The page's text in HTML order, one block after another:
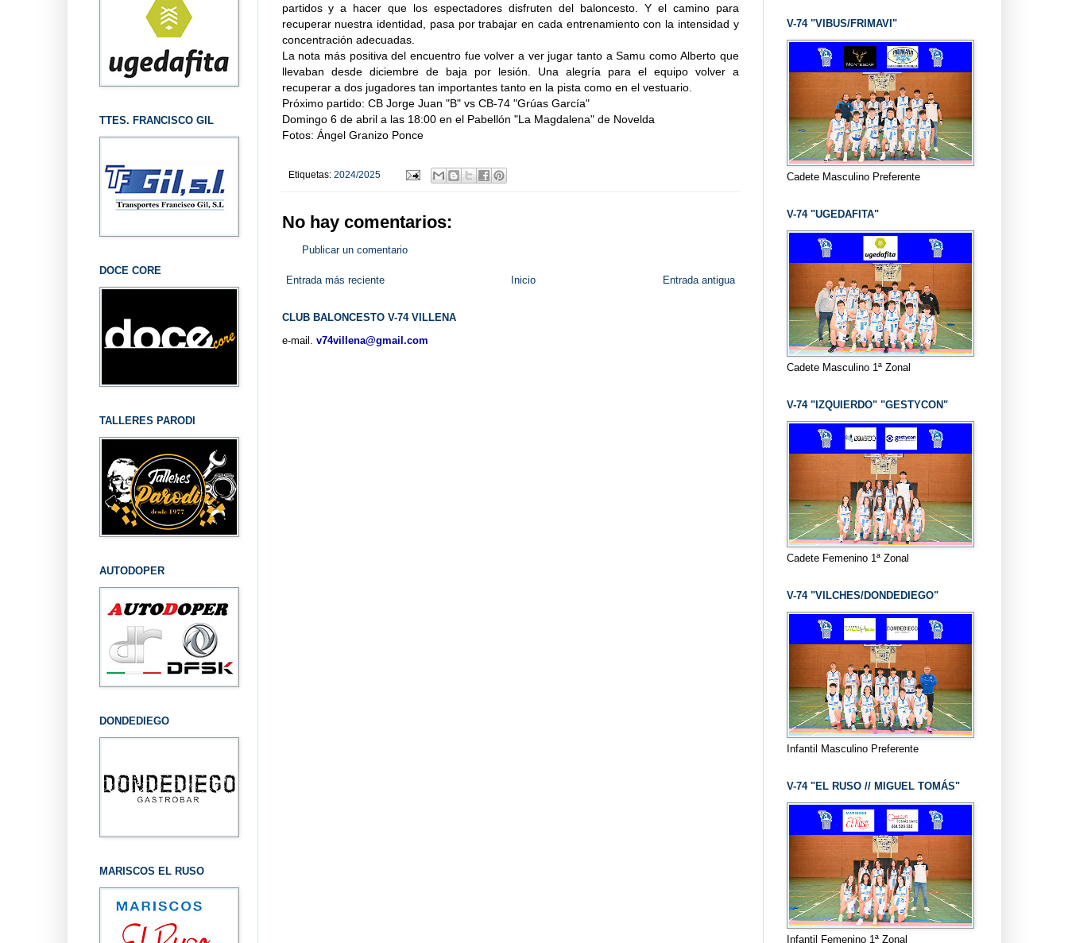
partidos y a hacer que los espectadores disfruten del baloncesto. Y el camino para
recuperar nuestra identidad, pasa por trabajar en cada entrenamiento con la intensidad y
concentración adecuadas.
La nota más positiva del encuentro fue volver a ver jugar tanto a Samu como Alberto que
llevaban desde diciembre de baja por lesión. Una alegría para el equipo volver a
recuperar a dos jugadores tan importantes tanto en la pista como en el vestuario.
Próximo partido: CB Jorge Juan "B" vs CB-74 "Grúas García"
Domingo 6 de abril a las 18:00 en el Pabellón "La Magdalena" de Novelda
Fotos: Ángel Granizo Ponce
Etiquetas: 2024/2025
No hay comentarios:
Publicar un comentario
Entrada más reciente Entrada antigua
Inicio
CLUB BALONCESTO V-74 VILLENA
e-mail. v74villena@gmail.com
TTES. FRANCISCO GIL
DOCE CORE
TALLERES PARODI
AUTODOPER
DONDEDIEGO
MARISCOS EL RUSO
V-74 "VIBUS/FRIMAVI"
Cadete Masculino Preferente
V-74 "UGEDAFITA"
Cadete Masculino 1ª Zonal
V-74 "IZQUIERDO" "GESTYCON"
Cadete Femenino 1ª Zonal
V-74 "VILCHES/DONDEDIEGO"
Infantil Masculino Preferente
V-74 "EL RUSO // MIGUEL TOMÁS"
Infantil Femenino 1ª Zonal